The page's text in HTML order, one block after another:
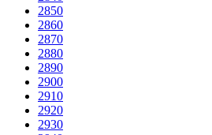
2850
2860
2870
2880
2890
2900
2910
2920
2930